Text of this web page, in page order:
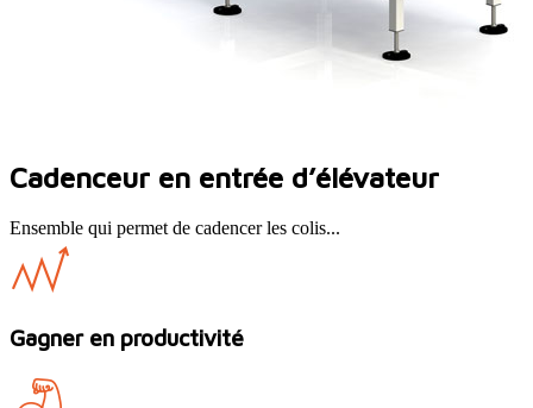
Cadenceur en entrée d’élévateur
Ensemble qui permet de cadencer les colis...
Gagner en productivité